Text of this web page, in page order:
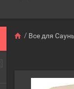
/ Все для